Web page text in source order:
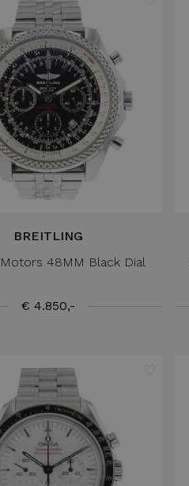
BREITLING
48MM Black Dial
€ 4.850,-